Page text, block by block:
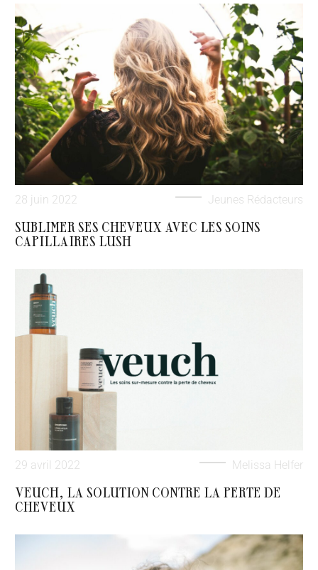
28 juin 2022 Jeunes Rédacteurs
SUBLIMER SES CHEVEUX AVEC LES SOINS
CAPILLAIRES LUSH
29 avril 2022 Melissa Helfer
VEUCH, LA SOLUTION CONTRE LA PERTE DE
CHEVEUX